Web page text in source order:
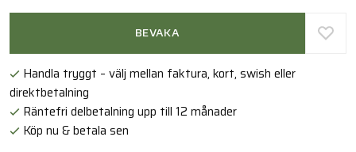
BEVAKA
Handla tryggt – välj mellan faktura, kort, swish eller
direktbetalning
Räntefri delbetalning upp till 12 månader
Köp nu & betala sen